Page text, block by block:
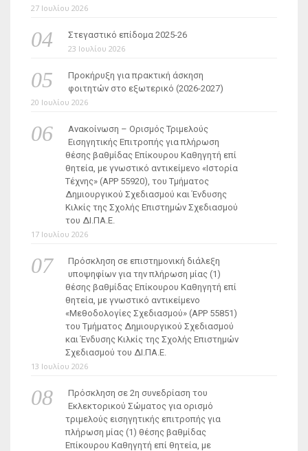
27 Ιουλίου 2026
Στεγαστικό επίδομα 2025-26
23 Ιουλίου 2026
Προκήρυξη για πρακτική άσκηση
φοιτητών στο εξωτερικό (2026-2027)
20 Ιουλίου 2026
Ανακοίνωση – Ορισμός Τριμελούς
Εισηγητικής Επιτροπής για πλήρωση
θέσης βαθμίδας Επίκουρου Καθηγητή επί
θητεία, με γνωστικό αντικείμενο «Ιστορία
Τέχνης» (ΑΡΡ 55920), του Τμήματος
Δημιουργικού Σχεδιασμού και Ένδυσης
Κιλκίς της Σχολής Επιστημών Σχεδιασμού
του ΔΙ.ΠΑ.Ε.
17 Ιουλίου 2026
Πρόσκληση σε επιστημονική διάλεξη
υποψηφίων για την πλήρωση μίας (1)
θέσης βαθμίδας Επίκουρου Καθηγητή επί
θητεία, με γνωστικό αντικείμενο
«Μεθοδολογίες Σχεδιασμού» (ΑΡΡ 55851)
του Τμήματος Δημιουργικού Σχεδιασμού
και Ένδυσης Κιλκίς της Σχολής Επιστημών
Σχεδιασμού του ΔΙ.ΠΑ.Ε.
13 Ιουλίου 2026
Πρόσκληση σε 2η συνεδρίαση του
Εκλεκτορικού Σώματος για ορισμό
τριμελούς εισηγητικής επιτροπής για
πλήρωση μίας (1) θέσης βαθμίδας
Επίκουρου Καθηγητή επί θητεία, με